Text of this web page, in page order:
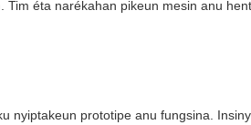
éta narékahan pikeun mesin anu
prototipe anu fungsina.